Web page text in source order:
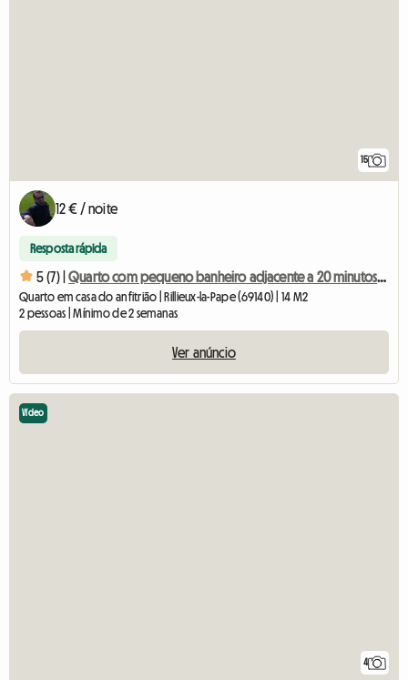
15
12 € / noite
Resposta rápida
5 (7) | Quarto com pequeno banheiro adjacente a 20 minutos de La Doua
Quarto em casa do anfitrião | Rillieux-la-Pape (69140) | 14 M2
2 pessoas | Mínimo de 2 semanas
Ver anúncio
4
Vídeo